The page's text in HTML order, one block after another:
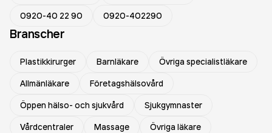
0920-40 22 90
0920-402290
Branscher
Plastikkirurger Barnläkare
Övriga specialistläkare
Allmänläkare
Företagshälsovård
Öppen hälso- och sjukvård
Sjukgymnaster
Vårdcentraler
Massage
Övriga läkare